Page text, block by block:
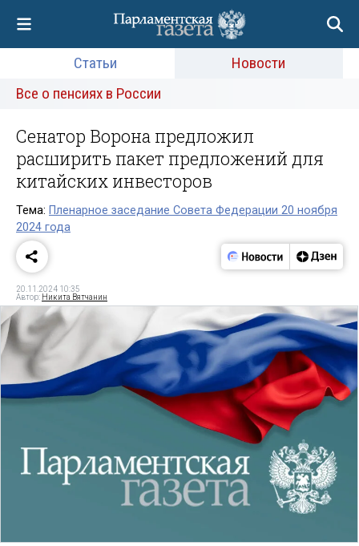
Статьи
Новости
Все о пенсиях в России
Сенатор Ворона предложил
расширить пакет предложений для
китайских инвесторов
Тема: Пленарное заседание Совета Федерации 20 ноября
2024 года
20.11.2024 10:35
Автор: Никита Вятчанин